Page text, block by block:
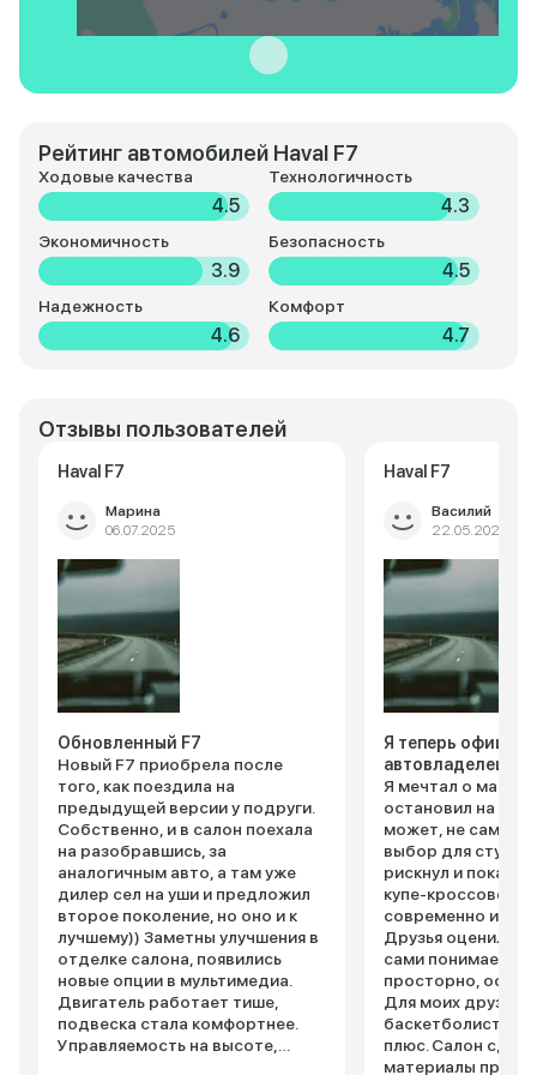
Рейтинг автомобилей Haval F7
Ходовые качества
4.5
Технологичность
4.3
Экономичность
3.9
Безопасность
4.5
Надежность
4.6
Комфорт
4.7
Отзывы пользователей
Haval F7
Марина
06.07.2025
Обновленный F7
Новый F7 приобрела после
того, как поездила на
предыдущей версии у подруги.
Собственно, и в салон поехала
на разобравшись, за
аналогичным авто, а там уже
дилер сел на уши и предложил
второе поколение, но оно и к
лучшему)) Заметны улучшения в
отделке салона, появились
новые опции в мультимедиа.
Двигатель работает тише,
подвеска стала комфортнее.
Управляемость на высоте,
Haval F7
Василий
22.05.2025
Я теперь
автовладелец
Я мечтал о
остановил на
может, не самый
выбор для
рискнул и пока
купе-кроссовер
современно и
Друзья оценили,
сами понимаете.
просторно,
Для моих друзей-
баскетболистов
плюс. Салон
материалы